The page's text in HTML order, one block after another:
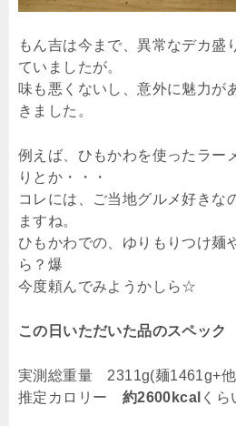
もん吉は今まで、異常なデカ盛
ていましたが。
味も悪くないし、意外に魅力が
きました。
例えば、ひもかわを使ったラー
りとか・・・
コレには、ご当地グルメ好きな
ますね。
ひもかわでの、ゆりもりつけ麺
ら？爆
今度頼んでみようかしら☆
この日いただいた品のスペック
実測総重量 2311g(麺1461g+
推定カロリー 約2600kcal くら